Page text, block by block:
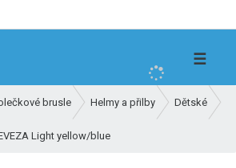
h
e
☰
brusle Helmy a přilby Dětské
Light yellow/blue